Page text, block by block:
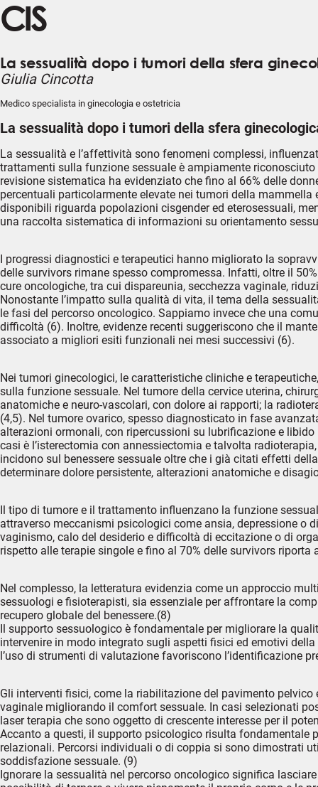
CIS
La sessualità dopo i tumori della sfera
Giulia Cincotta
Medico specialista in ginecologia e ostetricia
La sessualità dopo i tumori della sfera
La sessualità e l’affettività sono fenomeni complessi,
trattamenti sulla funzione sessuale è ampiamente
revisione sistematica ha evidenziato che fino al 66% delle
percentuali particolarmente elevate nei tumori della
disponibili riguarda popolazioni cisgender ed eterosessuali,
una raccolta sistematica di informazioni su orientamento
I progressi diagnostici e terapeutici hanno migliorato la
delle survivors rimane spesso compromessa. Infatti, oltre il
cure oncologiche, tra cui dispareunia, secchezza vaginale,
Nonostante l’impatto sulla qualità di vita, il tema della
le fasi del percorso oncologico. Sappiamo invece che una
difficoltà (6). Inoltre, evidenze recenti suggeriscono che il
associato a migliori esiti funzionali nei mesi successivi (6).
Nei tumori ginecologici, le caratteristiche cliniche e
sulla funzione sessuale. Nel tumore della cervice uterina,
anatomiche e neuro-vascolari, con dolore ai rapporti; la
(4,5). Nel tumore ovarico, spesso diagnosticato in fase
alterazioni ormonali, con ripercussioni su lubrificazione e
casi è l’isterectomia con annessiectomia e talvolta
incidono sul benessere sessuale oltre che i già citati effetti
determinare dolore persistente, alterazioni anatomiche e
Il tipo di tumore e il trattamento influenzano la funzione
attraverso meccanismi psicologici come ansia, depressione o
vaginismo, calo del desiderio e difficoltà di eccitazione o di
rispetto alle terapie singole e fino al 70% delle survivors
Nel complesso, la letteratura evidenzia come un approccio
sessuologi e fisioterapisti, sia essenziale per affrontare la
recupero globale del benessere.(8)
Il supporto sessuologico è fondamentale per migliorare la
intervenire in modo integrato sugli aspetti fisici ed emotivi
l’uso di strumenti di valutazione favoriscono l’identificazione
Gli interventi fisici, come la riabilitazione del pavimento
vaginale migliorando il comfort sessuale. In casi selezionati
laser terapia che sono oggetto di crescente interesse per il
Accanto a questi, il supporto psicologico risulta fondamentale
relazionali. Percorsi individuali o di coppia si sono dimostrati
soddisfazione sessuale. (9)
Ignorare la sessualità nel percorso oncologico significa